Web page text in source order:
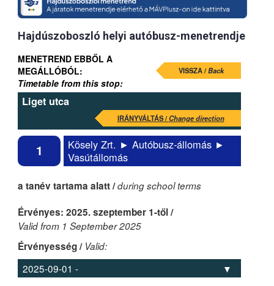
Hajdúszoboszló helyi autóbusz-menetrendje
MENETREND EBBŐL A
MEGÁLLÓBÓL:
Timetable from this stop:
VISSZA /Back
Liget utca
IRÁNYVÁLTÁS /Change direction
1
Kösely Zrt. ► Autóbusz-állomás ►
Vasútállomás
a tanév tartama alatt /during school terms
Érvényes: 2025. szeptember 1-től /
Valid from 1 September 2025
Érvényesség / Valid: